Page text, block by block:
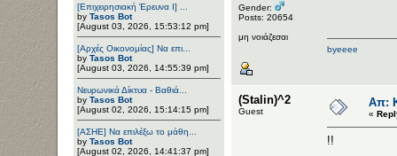
[Επιχειρησιακή Έρευνα Ι] ...
by Tasos Bot
[August 03, 2026, 15:53:12 pm]
[Αρχές Οικονομίας] Να επι...
by Tasos Bot
[August 03, 2026, 14:55:39 pm]
Νευρωνικά Δίκτυα - Βαθιά...
by Tasos Bot
[August 02, 2026, 15:14:15 pm]
[ΑΣΗΕ] Να επιλέξω το μάθη...
by Tasos Bot
[August 02, 2026, 14:41:37 pm]
Gender:
Posts: 20654
μη νοιάζεσαι
byeeee
(Stalin)^2
Guest
Απ:
«
!!